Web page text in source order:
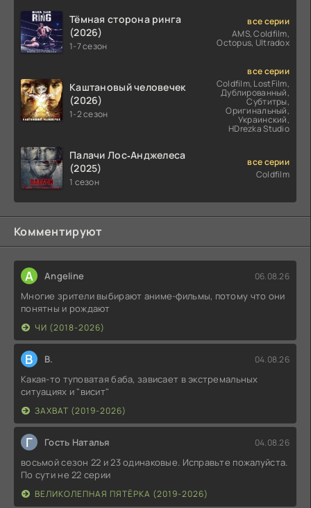
Тёмная сторона ринга
(2026)
1-7 сезон
все серии
AMS, Coldfilm,
Octopus, Ultradox
Каштановый человечек
(2026)
1-2 сезон
все серии
Coldfilm, LostFilm,
Дублированный,
Субтитры,
Оригинальный,
Украинский,
HDrezka Studio
Палачи Лос‑Анджелеса
(2025)
1 сезон
все серии
Coldfilm
Комментируют
A Angeline 06.08.26
Многие зрители выбирают аниме-фильмы, потому что они
понятны и рождают
ЧИ (2018-2026)
В В. 04.08.26
Какая-то туповатая баба, зависает в экстремальных
ситуациях и "висит"
ЗАХВАТ (2019-2026)
Г Гость Наталья 04.08.26
восьмой сезон 22 и 23 одинаковые. Исправьте пожалуйста.
По сути не 22 серии
ВЕЛИКОЛЕПНАЯ ПЯТЁРКА (2019-2026)